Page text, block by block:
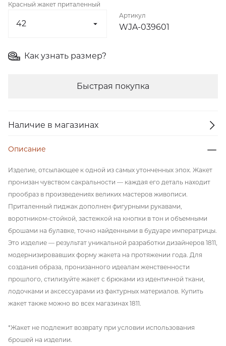
Красный жакет приталенный
Артикул
WJA-039601
Как узнать размер?
Быстрая покупка
Наличие в магазинах
Описание
Изделие, отсылающее к одной из самых утонченных эпох. Жакет
пронизан чувством сакральности — каждая его деталь находит
прообраз в произведениях великих мастеров живописи.
Приталенный пиджак дополнен фигурными рукавами,
воротником-стойкой, застежкой на кнопки в тон и объемными
брошами на булавке, точно найденными в будуаре императрицы.
Это изделие — результат уникальной разработки дизайнеров 1811,
модернизировавших форму жакета на протяжении года. Для
создания образа, пронизанного идеалам женственности
прошлого, стилизуйте жакет с брюками из идентичной ткани,
лодочками и аксессуарами из фактурных материалов. Купить
жакет также можно во всех магазинах 1811.
*Жакет не подлежит возврату при условии использования
брошей на изделии.